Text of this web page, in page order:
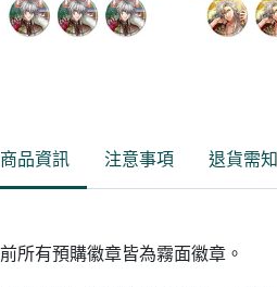
商品資訊 注意事項 退貨需知
所有預購徽章皆為霧面徽章。